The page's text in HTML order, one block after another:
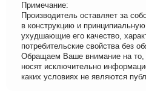
Примечание:
Производитель оставляет за
в конструкцию и
ухудшающие его качество,
потребительские свойства без
Обращаем Ваше внимание на то,
носят исключительно
каких условиях не являются